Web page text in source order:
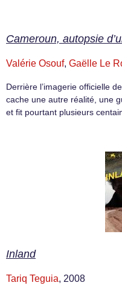
Cameroun, autopsie
Valérie Osouf, Gaëlle Le
Derrière l’imagerie officielle
cache une autre réalité, une
et fit pourtant plusieurs
Inland
Tariq Teguia, 2008